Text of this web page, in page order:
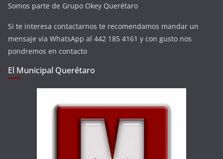
Somos parte de Grupo Okey Querétaro
Si te interesa contactarnos te recomendamos mandar un
mensaje vía WhatsApp al 442 185 4161 y con gusto nos
pondremos en contacto
El Municipal Querétaro